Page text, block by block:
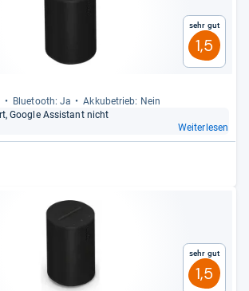
Sehr gut
1,5
Blue­tooth: Ja
Akku­be­trieb: Nein
Goo­gle Assi­stant nicht
Weiterlesen
Sehr gut
1,5